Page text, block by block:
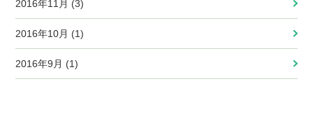
2016年11月 (3)
2016年10月 (1)
2016年9月 (1)